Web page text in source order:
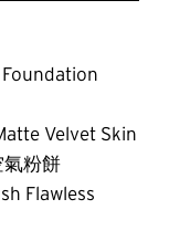
Foundation
Velvet Skin
粉餅
Flawless